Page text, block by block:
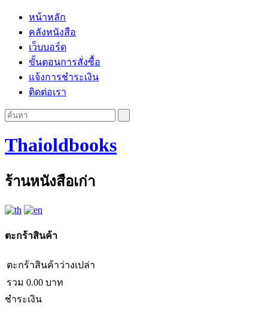
หน้าหลัก
คลังหนังสือ
เว็บบอร์ด
ขั้นตอนการสั่งซื้อ
แจ้งการชำระเงิน
ติดต่อเรา
Thaioldbooks
ร้านหนังสือเก่า
ตะกร้าสินค้า
ตะกร้าสินค้าว่างเปล่า
รวม 0.00 บาท
ชำระเงิน